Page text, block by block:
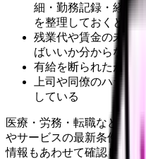
細・勤務記録・経緯
を整理しておくと話
残業代や賃金の未払
ばいいか分からない
有給を断られたが、
上司や同僚のハラス
している
医療・労務・転職など判
やサービスの最新条件は
情報もあわせて確認してく